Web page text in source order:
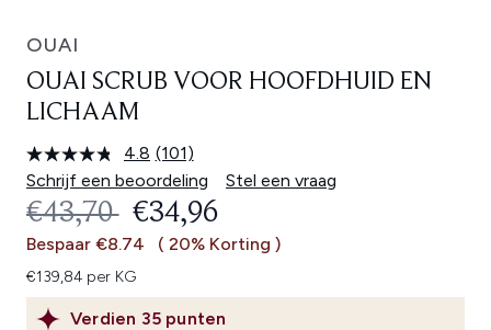
OUAI
OUAI SCRUB VOOR HOOFDHUID EN
LICHAAM
4.8 Lees
101
beoordelingen.
Dezelfde
paginalink.
(101)
Schrijf een beoordeling
Stel een vraag
Verdien 35 punten
RECOMMENDED RETAIL PRICE:
€43,70 HUIDIGE PRIJS:
€34,96
Bespaar €8.74 ( 20% Korting )
€139,84 per KG